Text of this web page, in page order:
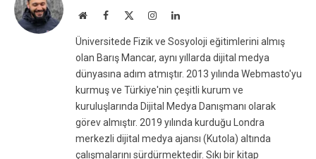
WebsiteFacebook InstagramLinkedIn
Üniversitede Fizik ve Sosyoloji eğitimlerini almış
olan Barış Mancar, aynı yıllarda dijital medya
dünyasına adım atmıştır. 2013 yılında Webmasto'yu
kurmuş ve Türkiye'nin çeşitli kurum ve
kuruluşlarında Dijital Medya Danışmanı olarak
görev almıştır. 2019 yılında kurduğu Londra
merkezli dijital medya ajansı (Kutola) altında
çalışmalarını sürdürmektedir. Sıkı bir kitap